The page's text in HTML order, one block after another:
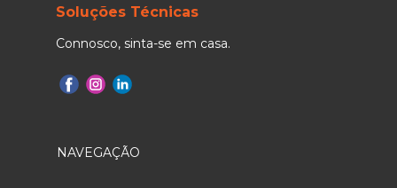
Soluções Técnicas
Connosco, sinta-se em casa.
NAVEGAÇÃO